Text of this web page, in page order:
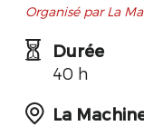
Organisé par La
Durée
40 h
La